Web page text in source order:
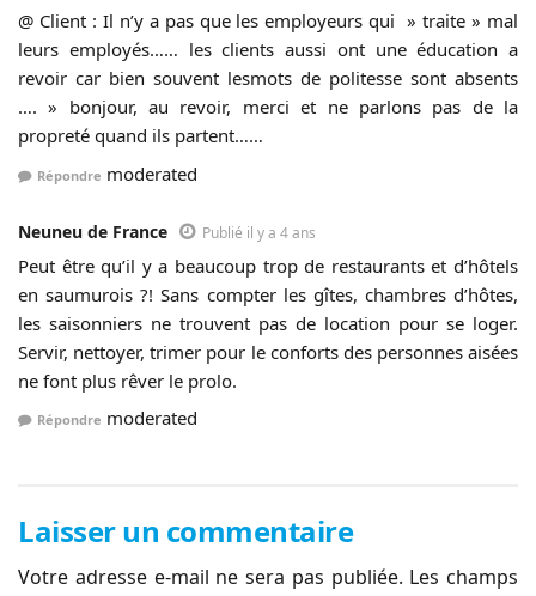
@ Client : Il n’y a pas que les employeurs qui » traite » mal
leurs employés…… les clients aussi ont une éducation a
revoir car bien souvent lesmots de politesse sont absents
…. » bonjour, au revoir, merci et ne parlons pas de la
propreté quand ils partent……
Répondre moderated
Neuneu de France Publié il y a 4 ans
Peut être qu’il y a beaucoup trop de restaurants et d’hôtels
en saumurois ?! Sans compter les gîtes, chambres d’hôtes,
les saisonniers ne trouvent pas de location pour se loger.
Servir, nettoyer, trimer pour le conforts des personnes aisées
ne font plus rêver le prolo.
Répondre moderated
Laisser un commentaire
Votre adresse e-mail ne sera pas publiée. Les champs